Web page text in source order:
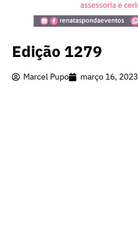
Edição 1279
Marcel Pupo março 16, 2023